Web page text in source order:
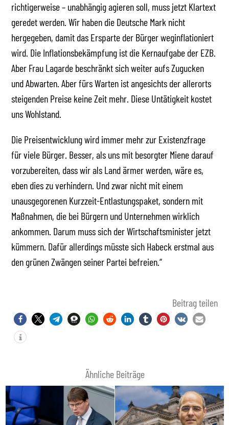
richtigerweise – unabhängig agieren soll, muss jetzt Klartext
geredet werden. Wir haben die Deutsche Mark nicht
hergegeben, damit das Ersparte der Bürger weginflationiert
wird. Die Inflationsbekämpfung ist die Kernaufgabe der EZB.
Aber Frau Lagarde beschränkt sich weiter aufs Zugucken
und Abwarten. Aber fürs Warten ist angesichts der allerorts
steigenden Preise keine Zeit mehr. Diese Untätigkeit kostet
uns Wohlstand.
Die Preisentwicklung wird immer mehr zur Existenzfrage
für viele Bürger. Besser, als uns mit besorgter Miene darauf
vorzubereiten, dass wir als Land ärmer werden, wäre es,
eben dies zu verhindern. Und zwar nicht mit einem
unausgegorenen Kurzzeit-Entlastungspaket, sondern mit
Maßnahmen, die bei Bürgern und Unternehmen wirklich
ankommen. Darum muss sich der Wirtschaftsminister jetzt
kümmern. Dafür allerdings müsste sich Habeck erstmal aus
den grünen Zwängen seiner Partei befreien.“
Beitrag teilen
Ähnliche Beiträge